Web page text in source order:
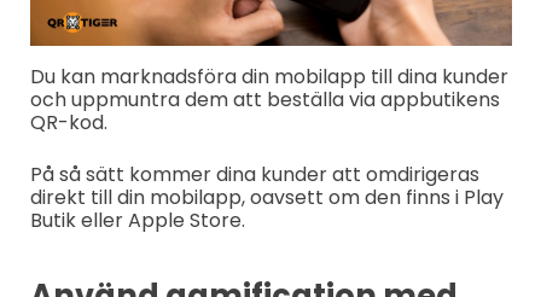
Du kan marknadsföra din mobilapp till dina kunder
och uppmuntra dem att beställa via appbutikens
QR-kod.
På så sätt kommer dina kunder att omdirigeras
direkt till din mobilapp, oavsett om den finns i Play
Butik eller Apple Store.